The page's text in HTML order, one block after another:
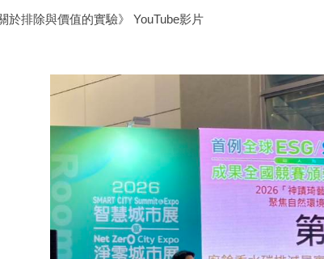
於排除與價值的實驗》 YouTube影片